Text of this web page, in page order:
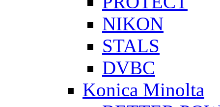
NIKON
STALS
DVBC
Konica Minolta